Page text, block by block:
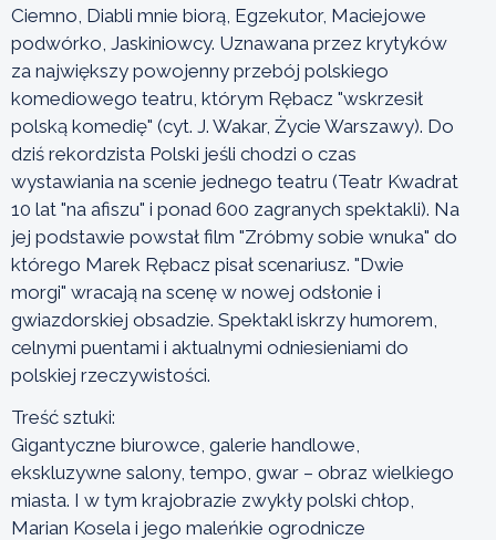
Ciemno, Diabli mnie biorą, Egzekutor, Maciejowe
podwórko, Jaskiniowcy. Uznawana przez krytyków
za największy powojenny przebój polskiego
komediowego teatru, którym Rębacz "wskrzesił
polską komedię" (cyt. J. Wakar, Życie Warszawy). Do
dziś rekordzista Polski jeśli chodzi o czas
wystawiania na scenie jednego teatru (Teatr Kwadrat
10 lat "na afiszu" i ponad 600 zagranych spektakli). Na
jej podstawie powstał film "Zróbmy sobie wnuka" do
którego Marek Rębacz pisał scenariusz. "Dwie
morgi" wracają na scenę w nowej odsłonie i
gwiazdorskiej obsadzie. Spektakl iskrzy humorem,
celnymi puentami i aktualnymi odniesieniami do
polskiej rzeczywistości.
Treść sztuki:
Gigantyczne biurowce, galerie handlowe,
ekskluzywne salony, tempo, gwar – obraz wielkiego
miasta. I w tym krajobrazie zwykły polski chłop,
Marian Kosela i jego maleńkie ogrodnicze